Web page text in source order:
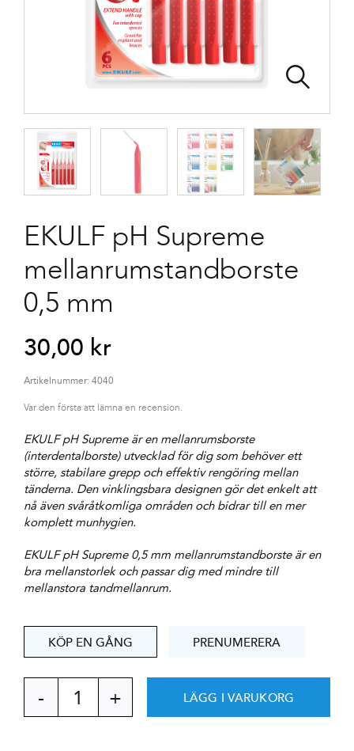
EKULF pH Supreme
mellanrumstandborste
0,5 mm
30,00 kr
Artikelnummer:4040
Var den första att lämna en recension.
EKULF pH Supreme är en mellanrumsborste
(interdentalborste) utvecklad för dig som behöver ett
större, stabilare grepp och effektiv rengöring mellan
tänderna. Den vinklingsbara designen gör det enkelt att
nå även svåråtkomliga områden och bidrar till en mer
komplett munhygien.
EKULF pH Supreme 0,5 mm mellanrumstandborste är en
bra mellanstorlek och passar dig med mindre till
mellanstora tandmellanrum.
KÖP EN GÅNG PRENUMERERA
EKULF
pH
LÄGG I VARUKORG